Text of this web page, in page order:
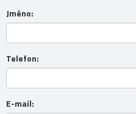
Jméno:
Telefon:
E-mail: